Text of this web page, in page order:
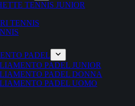
TENNIS JUNIOR
TENNIS
PADEL
PADEL JUNIOR
PADEL DONNA
PADEL UOMO